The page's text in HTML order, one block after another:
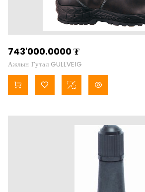
743'000.0000₮
Ажлын Гутал GULLVEIG